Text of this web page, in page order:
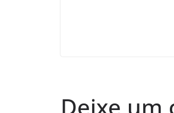
Deixe um